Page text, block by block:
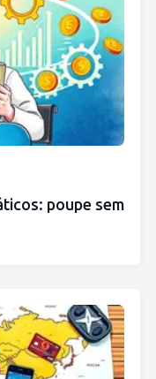
poupe sem